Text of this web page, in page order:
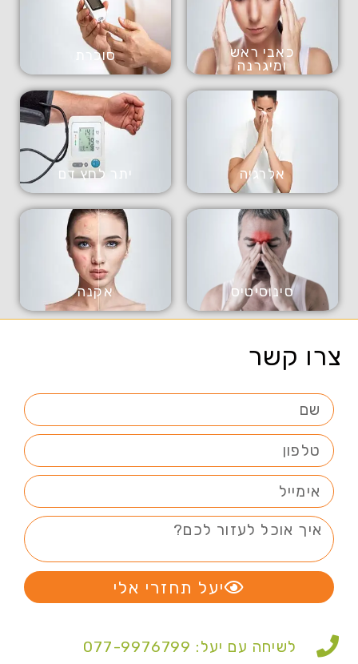
כאבי ראש
ומיגרנה
סוכרת
אלרגיה יתר לחץ דם
סינוסיטיס אקנה
צרו קשר
יעל תחזרי אלי
לשיחה עם יעל: 077-9976799